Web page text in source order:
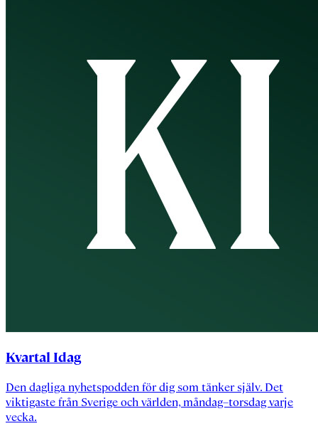
Kvartal Idag
Den dagliga nyhetspodden för dig som tänker själv. Det
viktigaste från Sverige och världen, måndag–torsdag varje
vecka.